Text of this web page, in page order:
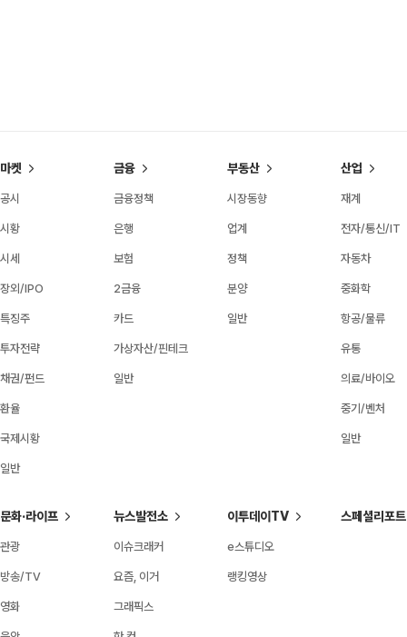
마켓
공시
시황
시세
장외/IPO
특징주
투자전략
채권/펀드
환율
국제시황
일반
금융
금융정책
은행
보험
2금융
카드
가상자산/핀테크
일반
부동산
시장동향
업계
정책
분양
일반
산업
재계
전자/통신/IT
자동차
중화학
항공/물류
유통
의료/바이오
중기/벤처
일반
문화·라이프
관광
방송/TV
영화
뉴스발전소
이슈크래커
요즘, 이거
그래픽스
이투데이TV
e스튜디오
랭킹영상
스페셜리포트